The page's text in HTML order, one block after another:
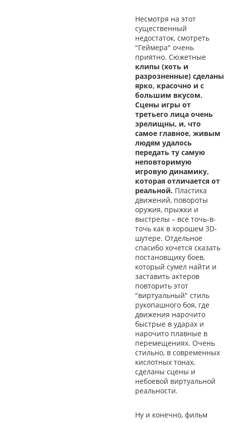
Несмотря на этот
существенный
недостаток, смотреть
"Геймера" очень
приятно. Сюжетные
клипы (хоть и
разрозненные) сделаны
ярко, красочно и с
большим вкусом.
Сцены игры от
третьего лица очень
зрелищны, и, что
самое главное, живым
людям удалось
передать ту самую
неповторимую
игровую динамику,
которая отличается от
реальной. Пластика
движений, повороты
оружия, прыжки и
выстрелы – все точь-в-
точь как в хорошем 3D-
шутере. Отдельное
спасибо хочется сказать
постановщику боев,
который сумел найти и
заставить актеров
повторить этот
"виртуальный" стиль
рукопашного боя, где
движения нарочито
быстрые в ударах и
нарочито плавные в
перемещениях. Очень
стильно, в современных
кислотных тонах,
сделаны сцены и
небоевой виртуальной
реальности.
Ну и конечно, фильм